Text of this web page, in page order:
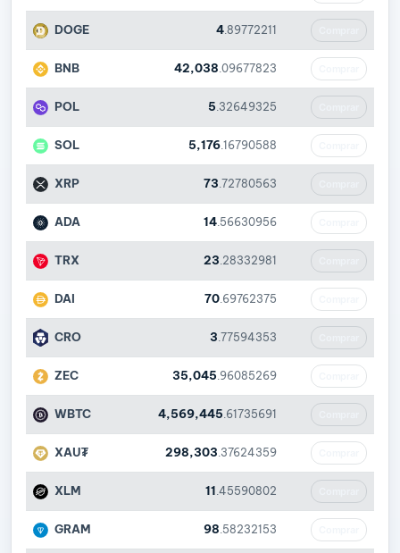
DOGE 4 .89772211
BNB 42,038 .09677823
POL 5 .32649325
SOL 5,176 .16790588
XRP 73 .72780563
ADA 14 .56630956
TRX 23 .28332981
DAI 70 .69762375
CRO 3 .77594353
ZEC 35,045 .96085269
WBTC 4,569,445 .61735691
XAU₮ 298,303 .37624359
XLM 11 .45590802
GRAM 98 .58232153